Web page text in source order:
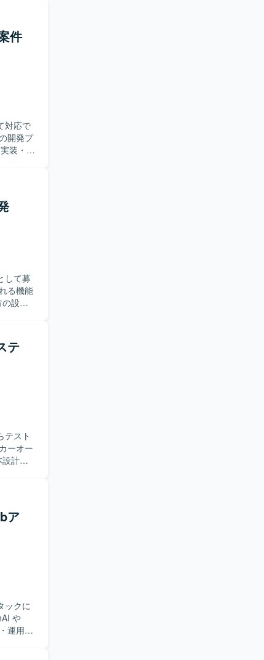
件
対応で
装・テ
ムメ
しい
まで
ま
して募
設
変更
模サ
エン
を用
テ
テスト
計か
ョン
ック
ムの
広げ
ア
ックに
運用を